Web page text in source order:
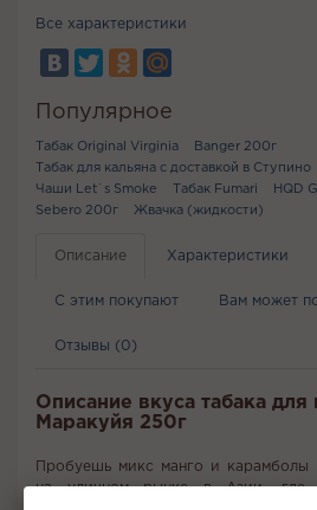
Все характеристики
Популярное
Табак Original Virginia
Banger 200г
Табак для кальяна с доставкой в Ступино
Чаши Let`s Smoke
Табак Fumari HQD
Sebero 200г
Жвачка (жидкости)
Описание Характеристики
С этим покупают Вам может
Отзывы (0)
Описание вкуса табака для
Маракуйя 250г
Пробуешь микс манго и карамболы
на уличном рынке в Азии, где